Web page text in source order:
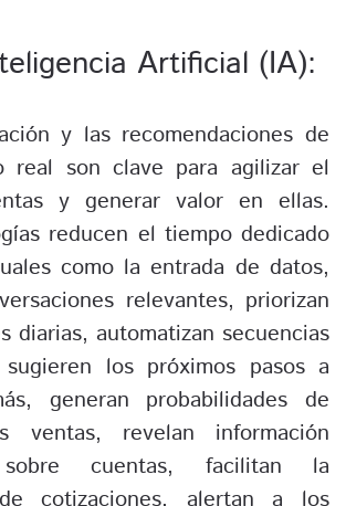
Artificial (IA):
y las recomendaciones de
real son clave para agilizar el
y generar valor en ellas.
reducen el tiempo dedicado
como la entrada de datos,
relevantes, priorizan
diarias, automatizan secuencias
los próximos pasos a
generan probabilidades de
revelan información
sobre cuentas, facilitan la